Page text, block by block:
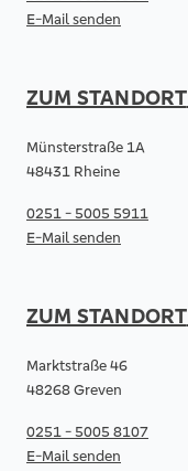
E-Mail senden
ZUM STANDORT
Münsterstraße 1A
48431 Rheine
0251 - 5005 5911
E-Mail senden
ZUM STANDORT
Marktstraße 46
48268 Greven
0251 - 5005 8107
E-Mail senden